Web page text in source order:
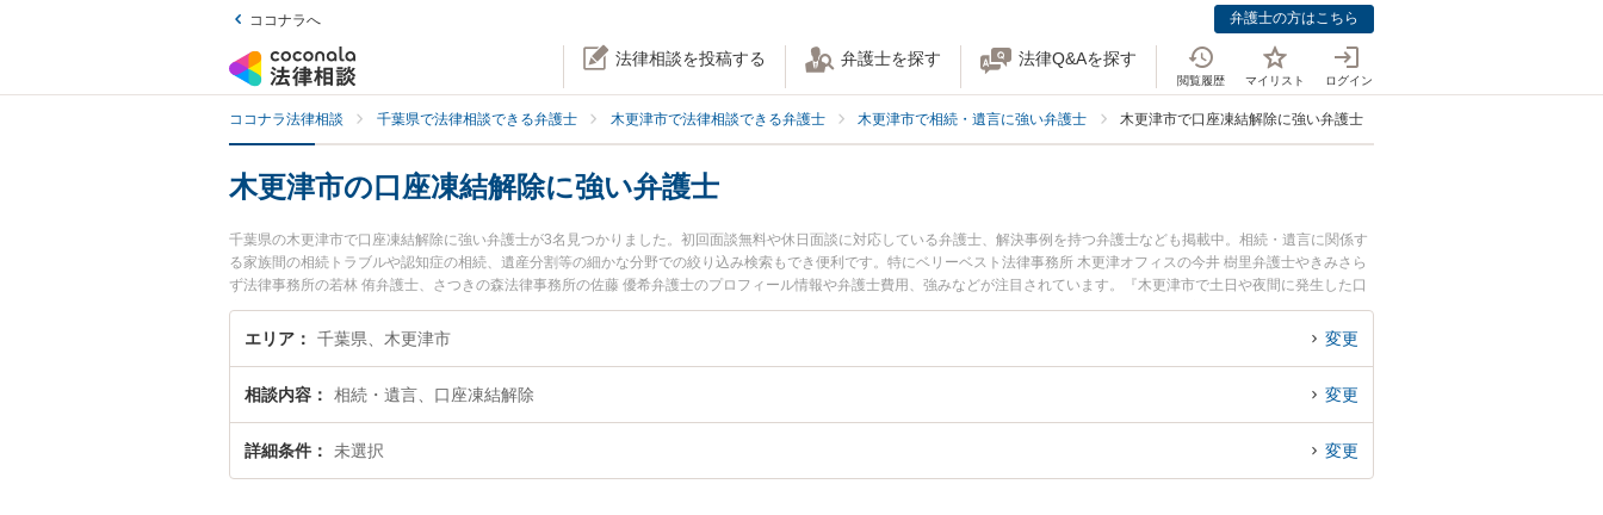
ココナラへ 弁護士の方はこちら
法律相談を投稿する 弁護士を探す 法律Q&Aを探す
閲覧履歴 マイリスト ログイン
ココナラ法律相談 千葉県で法律相談できる弁護士 木更津市で法律相談できる弁護士 木更津市で相続・遺言に強い弁護士 木更津市で口座凍結解除に強い弁護士
木更津市の口座凍結解除に強い弁護士
千葉県の木更津市で口座凍結解除に強い弁護士が3名見つかりました。初回面談無料や休日面談に対応している弁護士、解決事例を持つ弁護士なども掲載中。相続・遺言に関係す
る家族間の相続トラブルや認知症の相続、遺産分割等の細かな分野での絞り込み検索もでき便利です。特にベリーベスト法律事務所 木更津オフィスの今井 樹里弁護士やきみさら
ず法律事務所の若林 侑弁護士、さつきの森法律事務所の佐藤 優希弁護士のプロフィール情報や弁護士費用、強みなどが注目されています。『木更津市で土日や夜間に発生した口
座凍結解除のトラブルを今すぐに弁護士に相談したい』『口座凍結解除のトラブル解決の実績豊富な近くの弁護士を検索したい』『初回相談無料で口座凍結解除を法律相談できる
木更津市内の弁護士に相談予約したい』などでお困りの相談者さんにおすすめです。
エリア 千葉県、木更津市 変更
相談内容 相続・遺言、口座凍結解除 変更
詳細条件 未選択 変更